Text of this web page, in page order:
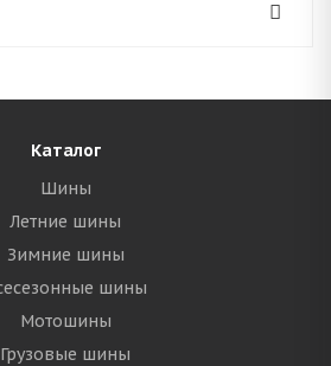
Каталог
Шины
Летние шины
Зимние шины
шины
Мотошины
Грузовые шины